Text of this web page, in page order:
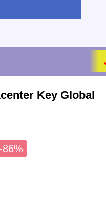
Key Global
-86%